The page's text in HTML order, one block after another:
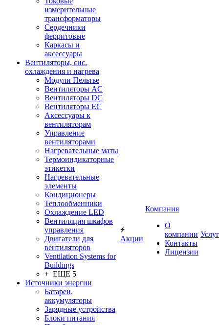
измерительные
трансформаторы
Сердечники
ферритовые
Каркасы и
аксессуары
Вентиляторы, сис.
охлаждения и нагрева
Модули Пельтье
Вентиляторы AC
Вентиляторы DC
Вентиляторы EC
Аксессуары к
вентиляторам
Управление
вентиляторами
Нагревательные маты
Термоиндикаторные
этикетки
Нагревательные
элементы
Кондиционеры
Теплообменники
Охлаждение LED
Вентиляция шкафов
управления
Двигатели для
вентиляторов
Ventilation Systems for
Buildings
+ ЕЩЕ 5
Источники энергии
Батареи,
аккумуляторы
Зарядные устройства
Блоки питания
Акции
Компания
О
компании
Контакты
Лицензии